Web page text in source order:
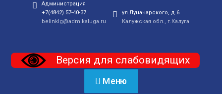
Администрация
+7(4842) 57-40-37
belinklg@adm.kaluga.ru
ул.Луначарского, д.6
Калужская обл., г.Калуга
Версия для слабовидящих
Меню